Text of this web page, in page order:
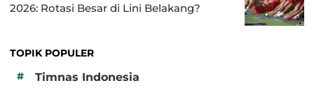
2026: Rotasi Besar di Lini Belakang?
TOPIK POPULER
#
Timnas Indonesia